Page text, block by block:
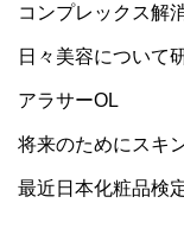
コンプレックス解
日々美容について
アラサーOL
将来のためにスキ
最近日本化粧品検